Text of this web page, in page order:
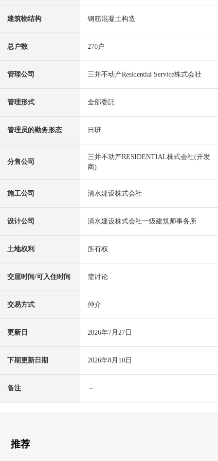
建筑物结构 钢筋混凝土构造
总户数 270户
管理公司 三井不动产Residential Service株式会社
管理形式 全部委託
管理员的勤务形态 日班
分售公司
三井不动产RESIDENTIAL株式会社(开发
商)
施工公司 清水建设株式会社
设计公司 清水建设株式会社一级建筑师事务所
土地权利 所有权
交屋时间/可入住时间 需讨论
交易方式 仲介
更新日 2026年7月27日
下期更新日期 2026年8月10日
备注 －
推荐